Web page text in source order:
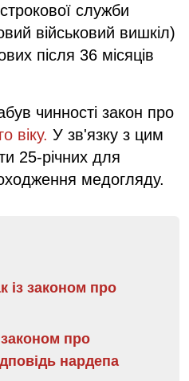
служби
військовий вишкіл)
після 36 місяців
чинності закон про
віку. У зв'язку з цим
25-річних для
медогляду.
із законом про
про
нардепа